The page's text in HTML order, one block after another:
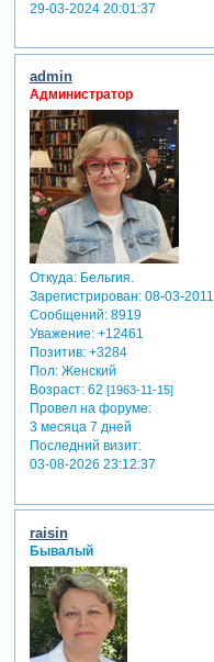
29-03-2024 20:01:37
admin
Администратор
Откуда:Бельгия.
Зарегистрирован: 08-03-2011
Сообщений:8919
Уважение: +12461
Позитив: +3284
Пол:Женский
Возраст:62 [1963-11-15]
Провел на форуме:
3 месяца 7 дней
Последний визит:
03-08-2026 23:12:37
raisin
Бывалый